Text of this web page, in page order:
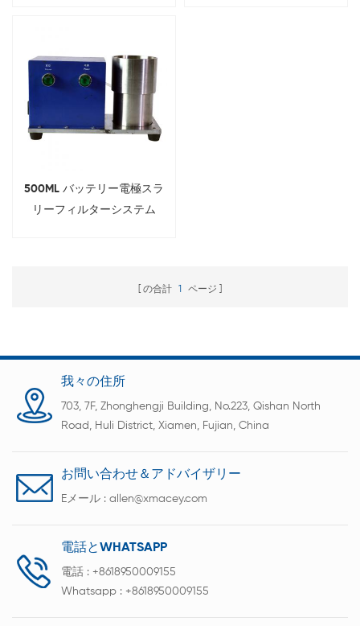
500ML バッテリー電極スラ
リーフィルターシステム
の合計 1 ページ
我々の住所
703, 7F, Zhonghengji Building, No.223, Qishan North
Road, Huli District, Xiamen, Fujian, China
お問い合わせ＆アドバイザリー
Eメール : allen@xmacey.com
電話とWHATSAPP
電話 : +8618950009155
Whatsapp : +8618950009155